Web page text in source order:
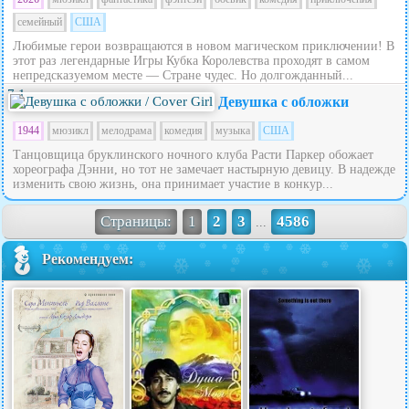
семейный
США
Любимые герои возвращаются в новом магическом приключении! В
этот раз легендарные Игры Кубка Королевства проходят в самом
непредсказуемом месте — Стране чудес. Но долгожданный...
7.1 Девушка с обложки
1944 мюзикл мелодрама комедия музыка США
Танцовщица бруклинского ночного клуба Расти Паркер обожает
хореографа Дэнни, но тот не замечает настырную девицу. В надежде
изменить свою жизнь, она принимает участие в конкур...
Страницы: 1 2 3 ... 4586
Рекомендуем: